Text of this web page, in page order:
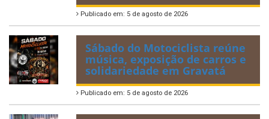
Publicado em: 5 de agosto de 2026
Sábado do Motociclista reúne
música, exposição de carros e
solidariedade em Gravatá
Publicado em: 5 de agosto de 2026